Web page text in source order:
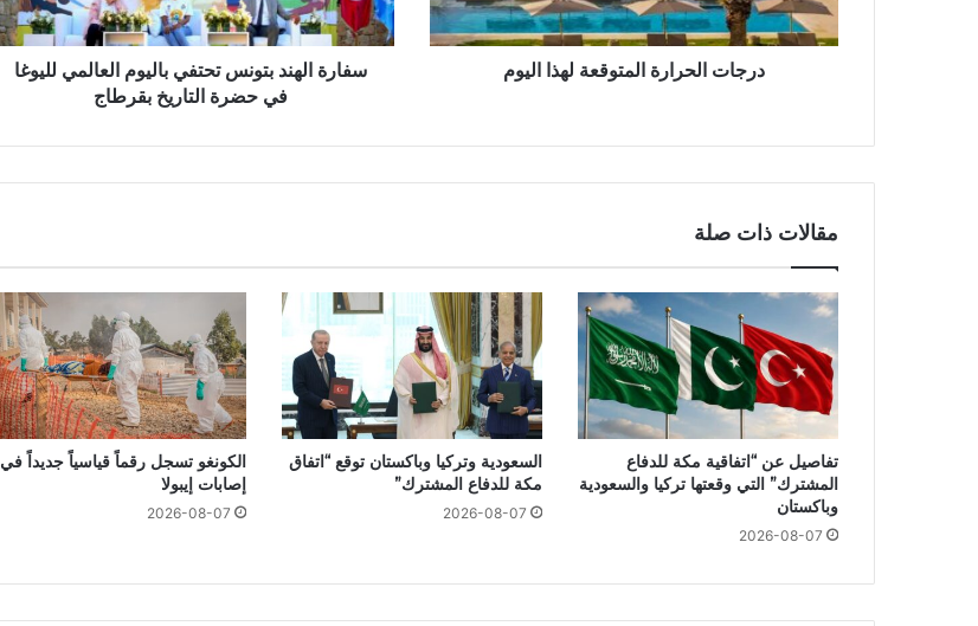
درجات الحرارة المتوقعة لهذا اليوم
سفارة الهند بتونس تحتفي باليوم العالمي لليوغا
في حضرة التاريخ بقرطاج
مقالات ذات صلة
تفاصيل عن “اتفاقية مكة للدفاع
المشترك” التي وقعتها تركيا والسعودية
وباكستان
2026-08-07
السعودية وتركيا وباكستان توقع “اتفاق
مكة للدفاع المشترك”
2026-08-07
الكونغو تسجل رقماً قياسياً جديداً في
إصابات إيبولا
2026-08-07